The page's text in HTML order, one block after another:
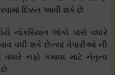
દિક્કત આવી શકે છે.
નોકરિયાત લોકો પાસે વધારે
વધી શકે છે.ત્યાં વેપારીઓ ની
નફો કમાવા માટે નેતૃત્વ